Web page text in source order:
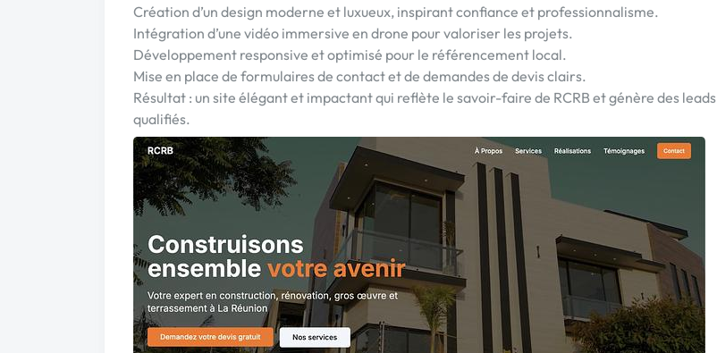
Création d’un design moderne et luxueux, inspirant confiance et professionnalisme.
Intégration d’une vidéo immersive en drone pour valoriser les projets.
Développement responsive et optimisé pour le référencement local.
Mise en place de formulaires de contact et de demandes de devis clairs.
Résultat : un site élégant et impactant qui reflète le savoir-faire de RCRB et génère des leads
qualifiés.